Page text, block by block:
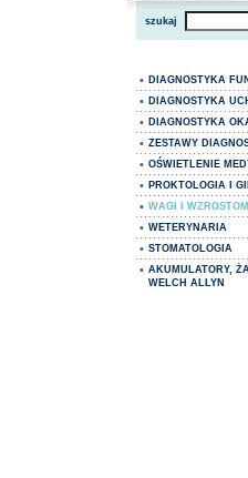
szukaj
• DIAGNOSTYKA
• DIAGNOSTYKA
• DIAGNOSTYKA
• ZESTAWY
• OŚWIETLENIE
• PROKTOLOGIA I
• WAGI I
• WETERYNARIA
• STOMATOLOGIA
• AKUMULATORY,
WELCH ALLYN